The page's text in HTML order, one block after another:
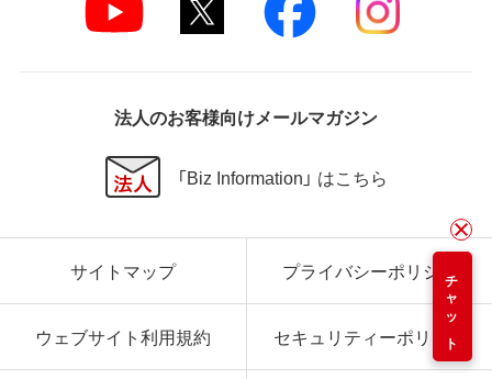
チャット
法人のお客様向けメールマガジン
「Biz Information」 はこちら
サイトマップ プライバシーポリシー
ウェブサイト利用規約 セキュリティーポリシー